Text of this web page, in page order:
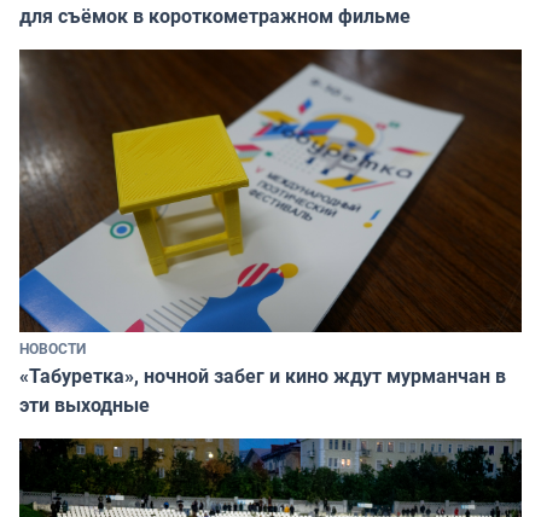
для съёмок в короткометражном фильме
НОВОСТИ
«Табуретка», ночной забег и кино ждут мурманчан в
эти выходные